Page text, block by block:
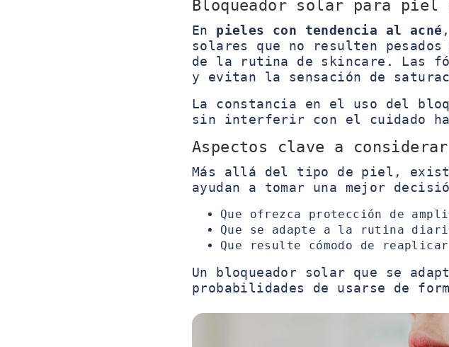
Bloqueador solar para piel
En pieles con tendencia al acné
solares que no resulten
de la rutina de skincare. Las
y evitan la sensación de
La constancia en el uso del
sin interferir con el cuidado
Aspectos clave a
Más allá del tipo de piel,
ayudan a tomar una mejor
Que ofrezca protección de
Que se adapte a la rutina
Que resulte cómodo de
Un bloqueador solar que se
probabilidades de usarse de